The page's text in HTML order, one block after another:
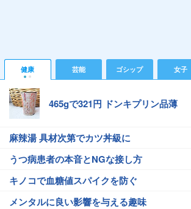
健康 芸能 ゴシップ 女子
465gで321円 ドンキプリン品薄
麻辣湯 具材次第でカツ丼級に
うつ病患者の本音とNGな接し方
キノコで血糖値スパイクを防ぐ
メンタルに良い影響を与える趣味